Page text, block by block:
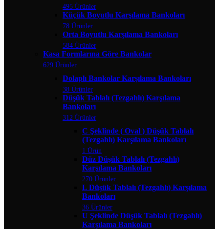
495 Ürünler
Küçük Boyutlu Karşılama Bankoları
78 Ürünler
Orta Boyutlu Karşılama Bankoları
584 Ürünler
Kasa Formlarına Göre Bankolar
629 Ürünler
Dolaplı Bankolar Karşılama Bankoları
38 Ürünler
Düşük Tablalı (Tezgahlı) Karşılama
Bankoları
312 Ürünler
C Şeklinde ( Oval ) Düşük Tablalı
(Tezgahlı) Karşılama Bankoları
1 Ürün
Düz Düşük Tablalı (Tezgahlı)
Karşılama Bankoları
270 Ürünler
L Düşük Tablalı (Tezgahlı) Karşılama
Bankoları
36 Ürünler
U Şeklinde Düşük Tablalı (Tezgahlı)
Karşılama Bankoları